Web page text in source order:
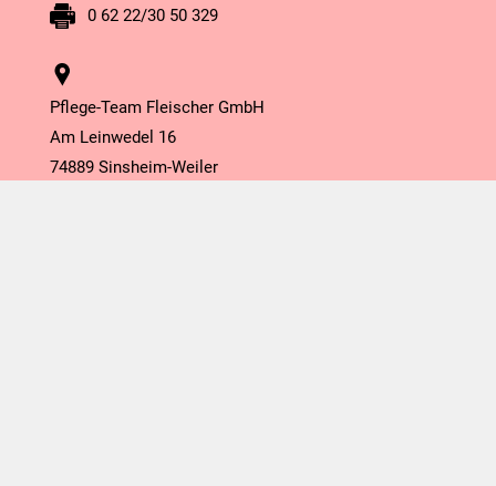
0 62 22/30 50 329
Pflege-Team Fleischer GmbH
Am Leinwedel 16
74889 Sinsheim-Weiler